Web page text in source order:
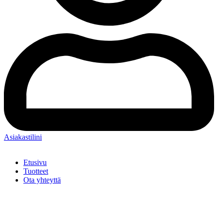
Asiakastilini
Etusivu
Tuotteet
Ota yhteyttä